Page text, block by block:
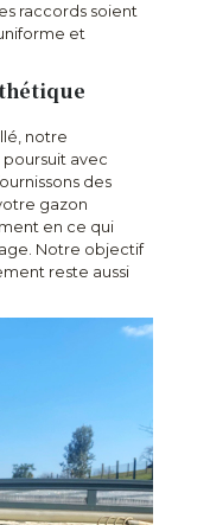
raccords soient
et
notre
avec
des
gazon
en ce qui
Notre objectif
reste aussi